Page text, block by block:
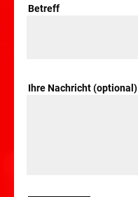
Betreff
Ihre Nachricht (optional)